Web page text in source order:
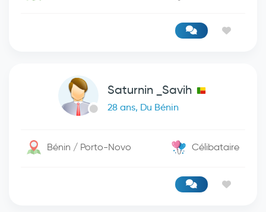
Saturnin _Savih
28 ans, Du Bénin
Bénin / Porto-Novo Célibataire